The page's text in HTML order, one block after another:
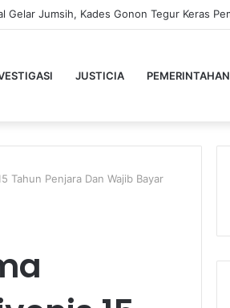
JUSTICIA PEMERINTAHAN
Tahun Penjara Dan Wajib Bayar